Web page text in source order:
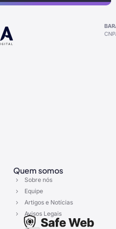
Quem somos
Sobre nós
Equipe
Artigos e Notícias
Avisos Legais